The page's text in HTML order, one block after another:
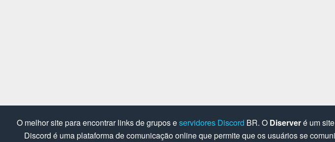
O melhor site para encontrar links de grupos eservidores Discord BR. O Diserveré um
Discord é uma plataforma de comunicação online que permite que os usuários se